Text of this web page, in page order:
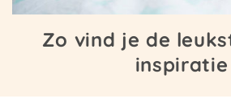
Zo vind je de
inspiratie